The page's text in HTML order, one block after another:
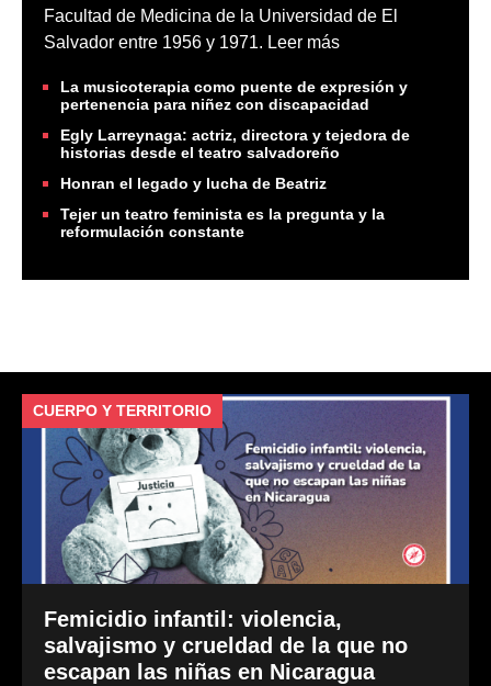
Facultad de Medicina de la Universidad de El
Salvador entre 1956 y 1971. Leer más
La musicoterapia como puente de expresión y
pertenencia para niñez con discapacidad
Egly Larreynaga: actriz, directora y tejedora de
historias desde el teatro salvadoreño
Honran el legado y lucha de Beatriz
Tejer un teatro feminista es la pregunta y la
reformulación constante
CUERPO Y TERRITORIO
Femicidio infantil: violencia,
salvajismo y crueldad de la que no
escapan las niñas en Nicaragua